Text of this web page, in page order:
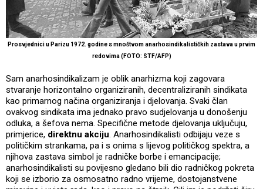
Prosvjednici u Parizu 1972. godine s mnoštvom anarhosindikalističkih zastava u prvim
redovima (FOTO: STF/AFP)
Sam anarhosindikalizam je oblik anarhizma koji zagovara
stvaranje horizontalno organiziranih, decentraliziranih sindikata
kao primarnog načina organiziranja i djelovanja. Svaki član
ovakvog sindikata ima jednako pravo sudjelovanja u donošenju
odluka, a šefova nema. Specifične metode djelovanja uključuju,
primjerice, direktnu akciju. Anarhosindikalisti odbijaju veze s
političkim strankama, pa i s onima s lijevog političkog spektra, a
njihova zastava simbol je radničke borbe i emancipacije;
anarhosindikalisti su povijesno gledano bili dio radničkog pokreta
koji se izborio za osmosatno radno vrijeme, dostojanstvene